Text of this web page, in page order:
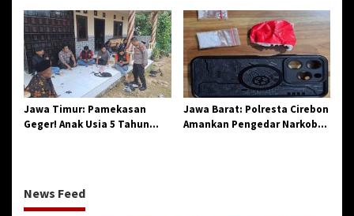
Penegasan Integritas
Aparatur Pendidikan dan
Birokrasi
Sinergi dan Pelestarian
Sejarah
Jawa Timur: Pamekasan
Geger! Anak Usia 5 Tahun
Jawa Barat: Polresta Cirebon
Amankan Pengedar Narkoba
News Feed